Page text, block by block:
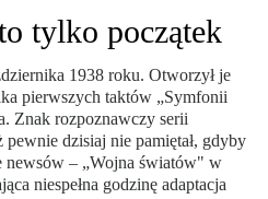
tylko początek
1938 roku. Otworzył je
pierwszych taktów „Symfonii
Znak rozpoznawczy serii
dzisiaj nie pamiętał, gdyby
newsów – „Wojna światów" w
niespełna godzinę adaptacja